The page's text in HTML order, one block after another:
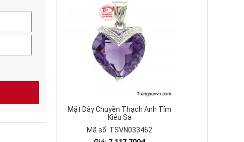
Mặt Dây Chuyền Thạch Anh Tím
Kiêu Sa
Mã số: TSVN033462